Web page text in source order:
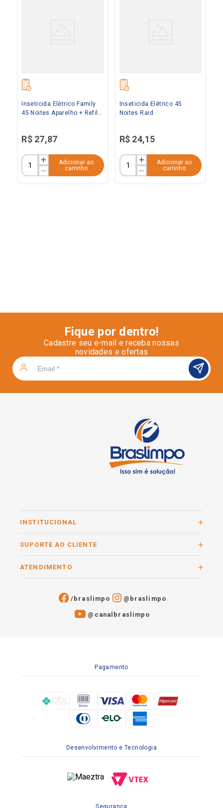
Inseticida Elétrico Family
45 Noites Aparelho + Refil
R$ 27,87
Adicionar ao
carrinho
Inseticida Elétrico 45
Noites Raid
R$ 24,15
Adicionar ao
carrinho
Fique por dentro!
Cadastre seu e-mail e receba nossas
novidades e ofertas
INSTITUCIONAL
SUPORTE AO CLIENTE
ATENDIMENTO
/braslimpo @braslimpo
@canalbraslimpo​
Pagamento
Desenvolvimento e Tecnologia
Segurança